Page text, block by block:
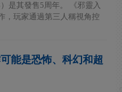
是其發售5周年。 《邪靈入
，玩家通過第三人稱視角控
能是恐怖、科幻和超